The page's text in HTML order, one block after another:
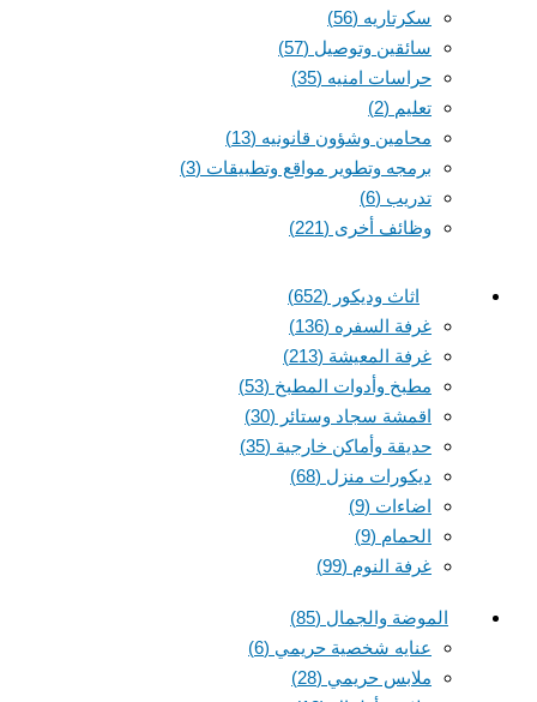
سكرتاريه (56)
سائقين وتوصيل (57)
حراسات امنيه (35)
تعليم (2)
محامين وشؤون قانونيه (13)
برمجه وتطوير مواقع وتطبيقات (3)
تدريب (6)
وظائف أخرى (221)
اثاث وديكور (652)
غرفة السفره (136)
غرفة المعيشة (213)
مطبخ وأدوات المطبخ (53)
اقمشة سجاد وستائر (30)
حديقة وأماكن خارجية (35)
ديكورات منزل (68)
اضاءات (9)
الحمام (9)
غرفة النوم (99)
الموضة والجمال (85)
عنايه شخصية حريمي (6)
ملابس حريمي (28)